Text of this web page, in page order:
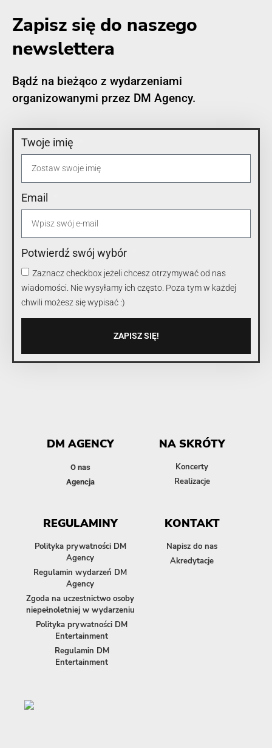
Zapisz się do naszego
newslettera
Bądź na bieżąco z wydarzeniami
organizowanymi przez DM Agency.
Twoje imię
Email
Potwierdź swój wybór
Zaznacz checkbox jeżeli chcesz otrzymywać od nas
wiadomości. Nie wysyłamy ich często. Poza tym w każdej
chwili możesz się wypisać :)
ZAPISZ SIĘ!
DM AGENCY
O nas
Agencja
NA SKRÓTY
Koncerty
Realizacje
REGULAMINY
Polityka prywatności DM
Agency
Regulamin wydarzeń DM
Agency
Zgoda na uczestnictwo osoby
niepełnoletniej w wydarzeniu
Polityka prywatności DM
Entertainment
Regulamin DM
Entertainment
KONTAKT
Napisz do nas
Akredytacje